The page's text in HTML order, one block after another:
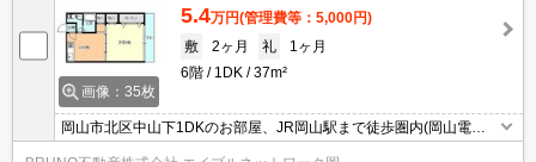
画像：35枚
5.4万円(管理費等：5,000円)
敷
2ヶ月 礼
1ヶ月
6階
1DK 37m²
岡山市北区中山下1DKのお部屋、JR岡山駅まで徒歩圏内(岡山電気